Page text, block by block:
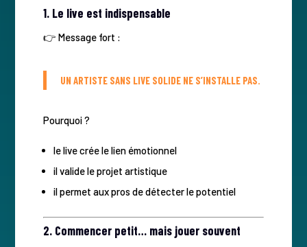
1. Le live est indispensable
👉 Message fort :
UN ARTISTE SANS LIVE SOLIDE NE S’INSTALLE PAS.
Pourquoi ?
le live crée le lien émotionnel
il valide le projet artistique
il permet aux pros de détecter le potentiel
2. Commencer petit… mais jouer souvent